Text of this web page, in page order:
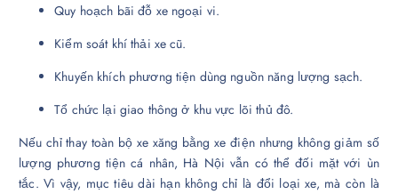
Quy hoạch bãi đỗ xe ngoại vi.
Kiểm soát khí thải xe cũ.
Khuyến khích phương tiện dùng nguồn năng lượng sạch.
Tổ chức lại giao thông ở khu vực lõi thủ đô.
Nếu chỉ thay toàn bộ xe xăng bằng xe điện nhưng không giảm số
lượng phương tiện cá nhân, Hà Nội vẫn có thể đối mặt với ùn
tắc. Vì vậy, mục tiêu dài hạn không chỉ là đổi loại xe, mà còn là